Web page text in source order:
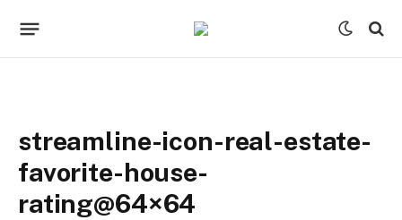
streamline-icon-real-estate-
favorite-house-
rating@64×64